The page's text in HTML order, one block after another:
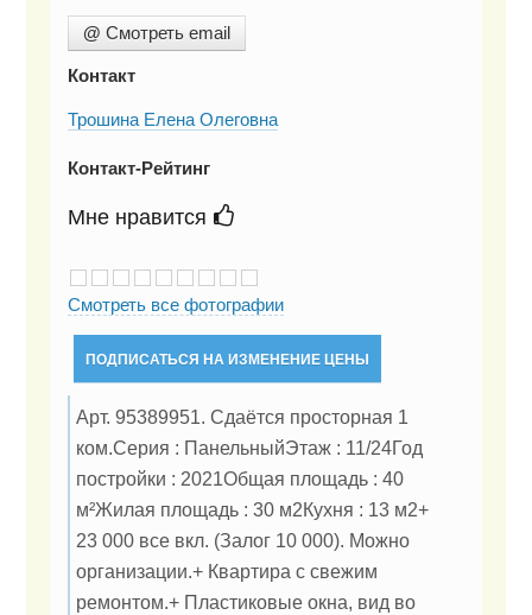
@ Смотреть email
Контакт
Трошина Елена Олеговна
Контакт-Рейтинг
Мне нравится
Смотреть все фотографии
ПОДПИСАТЬСЯ НА ИЗМЕНЕНИЕ ЦЕНЫ
Арт. 95389951. Сдаётся просторная 1
ком.Серия : ПанельныйЭтаж : 11/24Год
постройки : 2021Общая площадь : 40
м²Жилая площадь : 30 м2Кухня : 13 м2+
23 000 все вкл. (Залог 10 000). Можно
организации.+ Квартира с свежим
ремонтом.+ Пластиковые окна, вид во